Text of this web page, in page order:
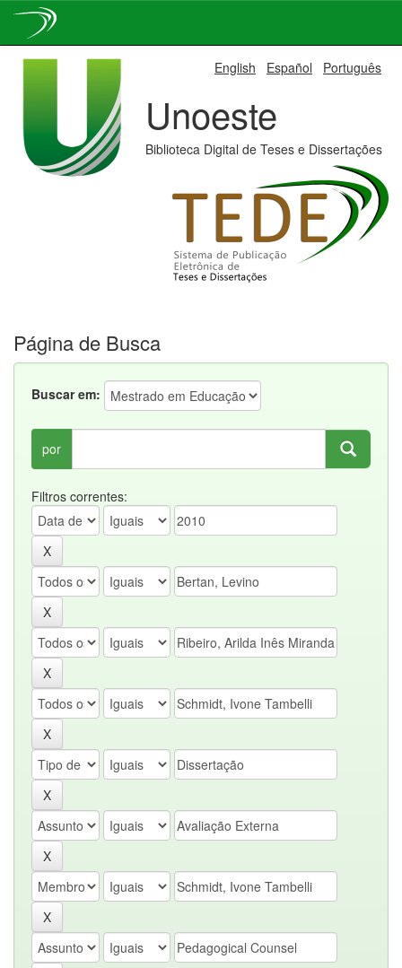
English Español Português
Unoeste
Biblioteca Digital de Teses e Dissertações
Página de Busca
Buscar em:
por
Filtros correntes: